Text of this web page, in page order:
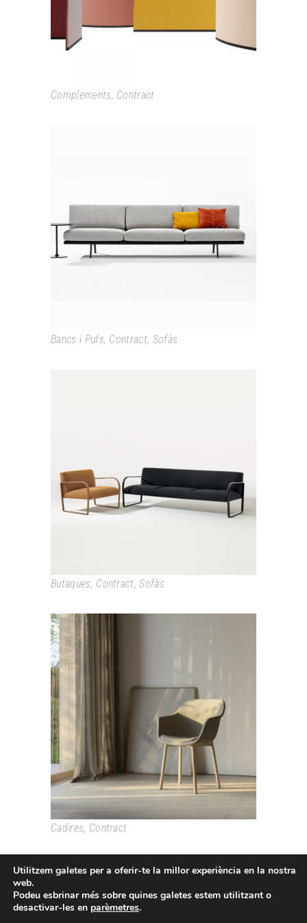
Complements, Contract
ZINTA
Bancs i Pufs, Contract, Sofàs
ARCOS
Butaques, Contract,Sofàs
LUR
Cadires, Contract
Passeig Colom, 18 08002 Barcelona T. +34 933193361
Utilitzem galetes per a oferir-te la millor experiència en la nostra
web.
Podeu esbrinar més sobre quines galetes estem utilitzant o
desactivar-les en parèmetres.